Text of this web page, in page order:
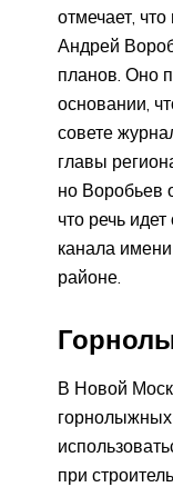
отмечает,
Андрей
планов. Оно
основании,
совете
главы
но Воробьев
что речь
канала
районе.
В Новой
горнолыжных
при